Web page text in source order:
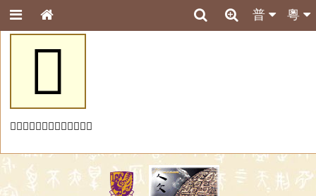
粵
普
𪦳
「𪦳」字未收錄於本資料庫。